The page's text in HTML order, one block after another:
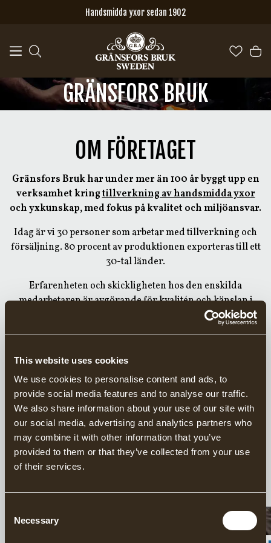
This website uses cookies
We use cookies to personalise content and ads, to
provide social media features and to analyse our traffic.
We also share information about your use of our site with
our social media, advertising and analytics partners who
may combine it with other information that you’ve
provided to them or that they’ve collected from your use
of their services.
Selection
Necessary
Handsmidda yxor sedan 1902
GRÄNSFORS BRUK
OM FÖRETAGET
Gränsfors Bruk har under mer än 100 år byggt upp en
verksamhet kringtillverkning av handsmidda yxor
och yxkunskap, med fokus på kvalitet och miljöansvar.
Idag är vi 30 personer som arbetar med tillverkning och
försäljning. 80 procent av produktionen exporteras till ett
30-tal länder.
Erfarenheten och skickligheten hos den enskilda
medarbetaren är avgörande för kvalitén och känslan i
smedens initialersom ett
Företaget ligger i byn Gränsfors i norra Hälsingland, ca
Smedjan ligger mitt i byn och du kan höra det rytmiska
dunkandet när du närmar dig.
Förutom tillverkning och enfabriksbutik, finns även ett
yxmuseum, en restaurang/cafésamt kurseri bl.a. smide
och timring.